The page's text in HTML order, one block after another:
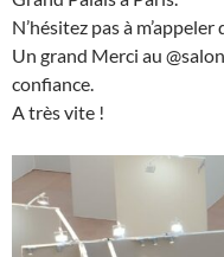
N’hésitez pas à
Un grand Merci au
confiance.
A très vite !